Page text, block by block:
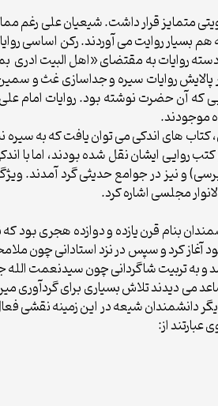
متمايز قرار داشت. شيعيان على رغم
بسيار روايت مى آوردند. ركن اساسى
به مقتضاى «اهل البيت ادرى بما
روايات سيره و جداسازى غث و سمين
كه آن حضرت نوشته بود. روايات امام
موجودند.
هاى اندكى مى توان يافت كه به
در اصول و كتب روايى ايشان نقل شده
و نيز در جوامع حديثى گرد
مجلسى اشاره كرد.
فرزند محمد تقى از دانشمندان بنام قرن يازده و
آغاز كرد و سپس در نزد استادانى
به تربيت شاگردانى چون سيدنعمت
مى ديدند تلاش بسيارى براى
شيعه در اين زمينه نقشى
عبارتند از: